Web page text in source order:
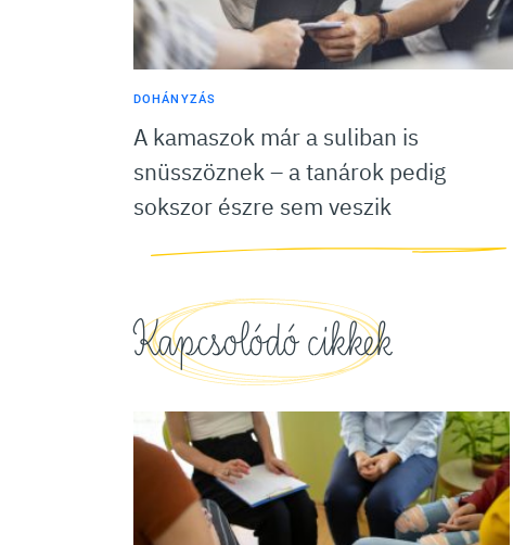
DOHÁNYZÁS
A kamaszok már a suliban is
snüsszöznek – a tanárok pedig
sokszor észre sem veszik
Kapcsolódó cikkek